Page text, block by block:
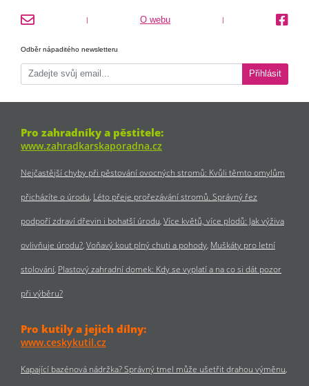
| O webu |
Odběr nápaditého newsletteru
Přihlásit
Pro zahradníky a pěstitele:
www.zahradkarskaporadna.cz
Nejčastější chyby při pěstování ovocných stromů: Kvůli těmto omylům
přicházíte o úrodu Léto přeje prořezávání stromů. Správný řez
podpoří zdraví dřevin i bohatší úrodu Více květů, více plodů: Jak výživa
ovlivňuje úrodu? Voňavý kout plný chuti a pohody Muškáty pro letní
stolování Plastový zahradní domek: Kdy se vyplatí a na co si dát pozor
při výběru?
Pro kutily a jejich dílny:
www.ceskykutil.cz
Kapající bazénová nádržka? Správný tmel může ušetřit drahou výměnu